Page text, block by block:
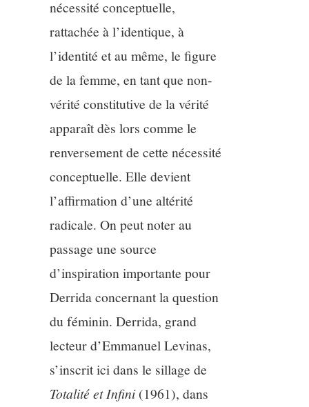
nécessité conceptuelle,
rattachée à l’identique, à
l’identité et au même, le figure
de la femme, en tant que non-
vérité constitutive de la vérité
apparaît dès lors comme le
renversement de cette nécessité
conceptuelle. Elle devient
l’affirmation d’une altérité
radicale. On peut noter au
passage une source
d’inspiration importante pour
Derrida concernant la question
du féminin. Derrida, grand
lecteur d’Emmanuel Levinas,
s’inscrit ici dans le sillage de
Totalité et Infini(1961), dans